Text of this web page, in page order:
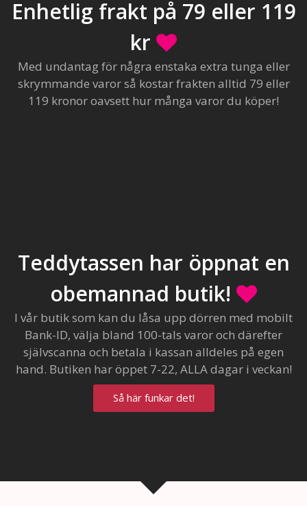
Enhetlig frakt på 79 eller 119
kr
Med undantag för några enstaka extra tunga eller
skrymmande varor så kostar frakten alltid 79 eller
119 kronor oavsett hur många varor du köper!
Teddytassen har öppnat en
obemannad butik!
I vår butik som kan du låsa upp dörren med mobilt
Bank-ID, välja bland 100-tals varor och därefter
självscanna och betala i kassan alldeles på egen
hand. Butiken har öppet 7-22, ALLA dagar i veckan!
Så här funkar det!